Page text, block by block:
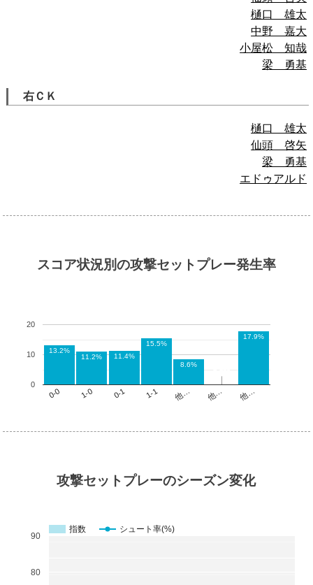
樋口 雄太
中野 嘉大
小屋松 知哉
梁 勇基
右ＣＫ
樋口 雄太
仙頭 啓矢
梁 勇基
エドゥアルド
スコア状況別の攻撃セットプレー発生率
0-0 1-0 0-1 1-1 他… 他… 他…
0
10
20
13.2%
11.2%
11.4%
15.5%
8.6%
17.9%
攻撃セットプレーのシーズン変化
指数 シュート率(%)
80
90